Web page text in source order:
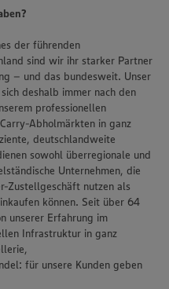
der führenden
sind wir ihr starker Partner
– und das bundesweit. Unser
deshalb immer nach den
professionellen
Abholmärkten in ganz
deutschlandweite
sowohl überregionale und
Unternehmen, die
Zustellgeschäft nutzen als
können. Seit über 64
unserer Erfahrung im
Infrastruktur in ganz
für unsere Kunden geben